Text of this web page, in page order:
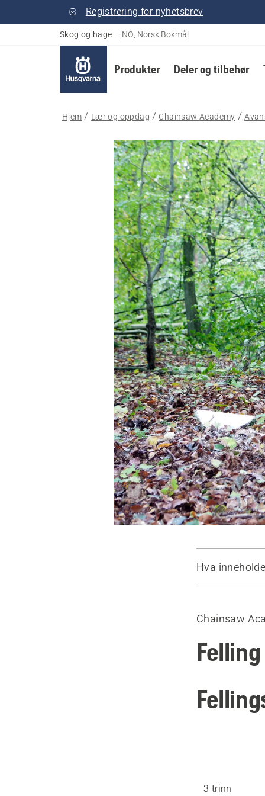
Registrering for nyhetsbrev
Skog og hage – NO, Norsk Bokmål
Produkter Deler og tilbehør
Hjem Lær og oppdag Chainsaw Academy
Hva
Chainsaw
3 trinn